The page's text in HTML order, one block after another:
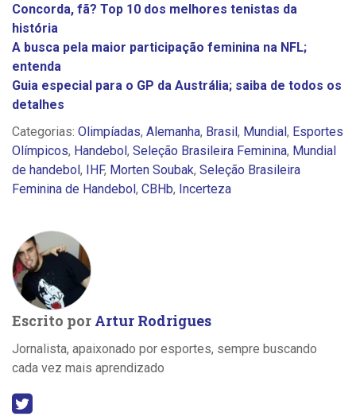
Concorda, fã? Top 10 dos melhores tenistas da
história
A busca pela maior participação feminina na NFL;
entenda
Guia especial para o GP da Austrália; saiba de todos os
detalhes
Categorias: Olimpíadas, Alemanha, Brasil, Mundial, Esportes
Olímpicos, Handebol, Seleção Brasileira Feminina, Mundial
de handebol, IHF, Morten Soubak, Seleção Brasileira
Feminina de Handebol, CBHb, Incerteza
Escrito por Artur Rodrigues
Jornalista, apaixonado por esportes, sempre buscando
cada vez mais aprendizado